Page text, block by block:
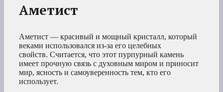
Аметист
Аметист — красивый и мощный кристалл, который
веками использовался из-за его целебных
свойств. Считается, что этот пурпурный камень
имеет прочную связь с духовным миром и приносит
мир, ясность и самоуверенность тем, кто его
использует.